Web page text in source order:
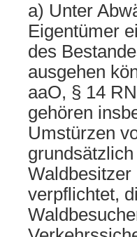
a) Unter
Eigentümer
des
ausgehen
aaO, § 14
gehören
Umstürzen
verpflichtet,